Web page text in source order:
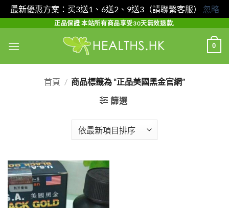
最新優惠方案：买3送1、6送2、9送3（請聯繫客服） 忽略
content
正品保證 本站所有商品享受30天無效退款.
0
首頁 / 商品標籤為 “正品美國黑金官網”
篩選